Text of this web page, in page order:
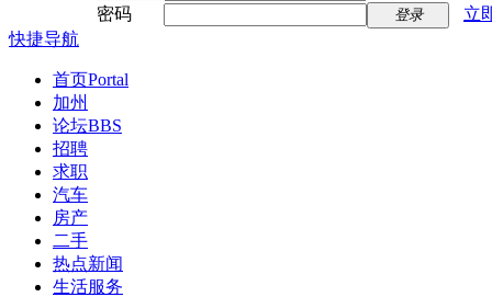
密码
登录
立
快捷导航
首页Portal
加州
论坛BBS
招聘
求职
汽车
房产
二手
热点新闻
生活服务